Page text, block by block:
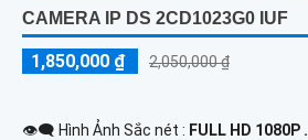
CAMERA IP DS 2CD1023G0 IUF
1,850,000 ₫ 2,050,000 ₫
👁️‍🗨 Hình Ảnh Sắc nét : FULL HD 1080P .